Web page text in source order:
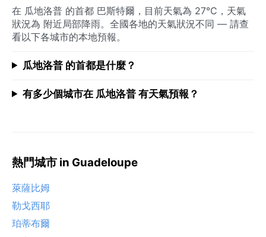
在 瓜地洛普 的首都 巴斯特爾，目前天氣為 27°C，天氣
狀況為 附近局部降雨。全國各地的天氣狀況不同 — 請查
看以下各城市的本地預報。
瓜地洛普 的首都是什麼？
有多少個城市在 瓜地洛普 有天氣預報？
熱門城市 in Guadeloupe
萊薩比姆
勒戈西耶
珀蒂布爾